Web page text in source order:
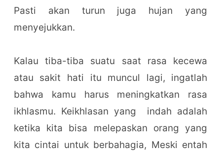
Pasti akan turun juga hujan yang
menyejukkan.
Kalau tiba-tiba suatu saat rasa kecewa
atau sakit hati itu muncul lagi, ingatlah
bahwa kamu harus meningkatkan rasa
ikhlasmu. Keikhlasan yang indah adalah
ketika kita bisa melepaskan orang yang
kita cintai untuk berbahagia, Meski entah